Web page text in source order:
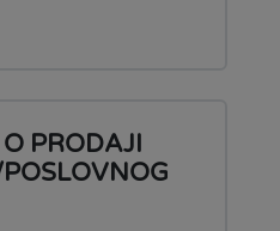
PRODAJI